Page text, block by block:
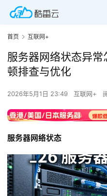
首页 互联网+
服务器网络状态异
顿排查与优化
2026年5月1日 23:49 互联网+
服务器网络状态